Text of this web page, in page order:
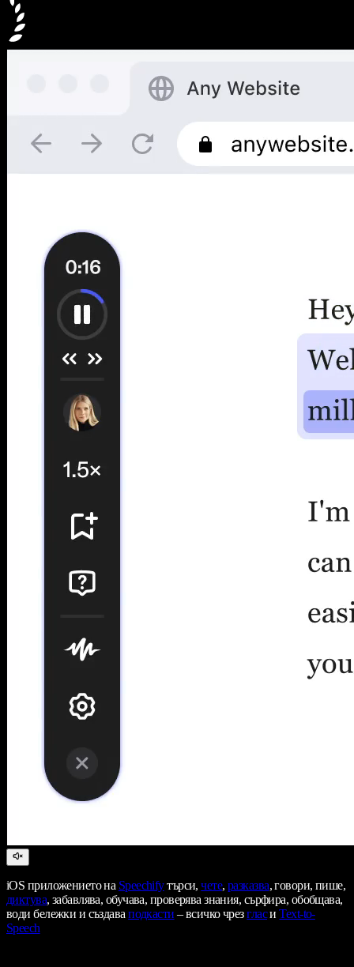
iOS приложението на Speechifyтърси,чете, разказва, говори, пише,
диктува, забавлява, обучава, проверява знания, сърфира, обобщава,
води бележки и създаваподкасти – всичко чрезгласиText-to-
Speech